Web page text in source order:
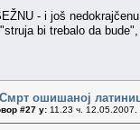
- i još
bi trebalo da
ошишаној
#27 у: 11.23 ч. 12.05.2007.